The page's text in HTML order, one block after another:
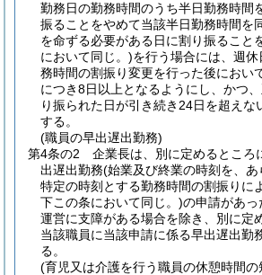
勤務日の勤務時間のうち半日勤務時間
振ることをやめて当該半日勤務時間を
を命ずる必要がある日に割り振ること
において同じ。)を行う場合には、週
務時間の割振り変更を行った後におい
につき8日以上となるようにし、かつ
り振られた日が引き続き24日を超えな
する。
(職員の早出遅出勤務)
第4条の2
企業長は、別に定めるところ
出遅出勤務(始業及び終業の時刻を、
特定の時刻とする勤務時間の割振りに
下この条において同じ。)の申請があ
運営に支障がある場合を除き、別に定
当該職員に当該申請に係る早出遅出勤
る。
(育児又は介護を行う職員の休憩時間の